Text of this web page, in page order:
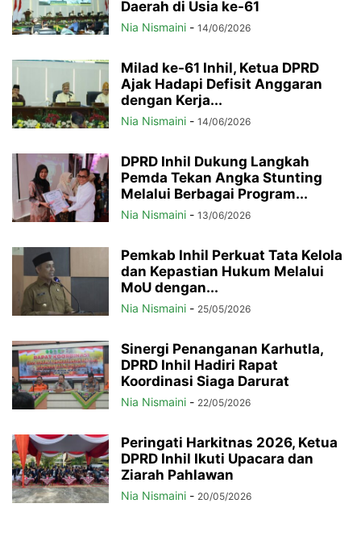
Daerah di Usia ke-61
Nia Nismaini - 14/06/2026
Milad ke-61 Inhil, Ketua DPRD
Ajak Hadapi Defisit Anggaran
dengan Kerja...
Nia Nismaini - 14/06/2026
DPRD Inhil Dukung Langkah
Pemda Tekan Angka Stunting
Melalui Berbagai Program...
Nia Nismaini - 13/06/2026
Pemkab Inhil Perkuat Tata Kelola
dan Kepastian Hukum Melalui
MoU dengan...
Nia Nismaini - 25/05/2026
Sinergi Penanganan Karhutla,
DPRD Inhil Hadiri Rapat
Koordinasi Siaga Darurat
Nia Nismaini - 22/05/2026
Peringati Harkitnas 2026, Ketua
DPRD Inhil Ikuti Upacara dan
Ziarah Pahlawan
Nia Nismaini - 20/05/2026